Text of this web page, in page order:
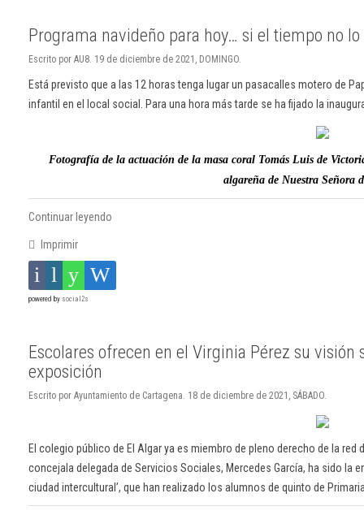
Programa navideño para hoy… si el tiempo no
Escrito por AU8. 19 de diciembre de 2021, DOMINGO.
Está previsto que a las 12 horas tenga lugar un pasacalles motero de
infantil en el local social. Para una hora más tarde se ha fijado la
Fotografía de la actuación de la masa coral Tomás Luis de
algareña de Nuestra Señora
Continuar leyendo
Imprimir
powered by social2s
Escolares ofrecen en el Virginia Pérez su
exposición
Escrito por Ayuntamiento de Cartagena. 18 de diciembre de 2021, SÁBADO.
El colegio público de El Algar ya es miembro de pleno derecho de la red
concejala delegada de Servicios Sociales, Mercedes García, ha sido la
ciudad intercultural’, que han realizado los alumnos de quinto de